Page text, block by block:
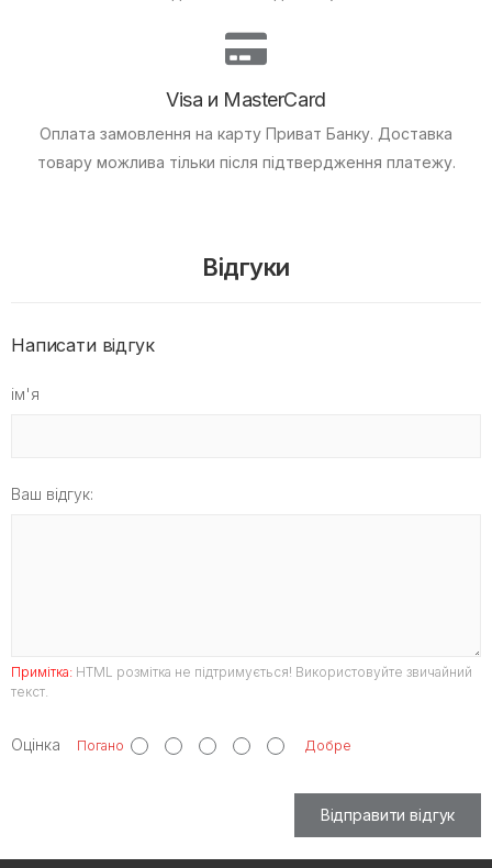
Visa и MasterCard
Оплата замовлення на карту Приват Банку. Доставка
товару можлива тільки після підтвердження платежу.
Відгуки
Написати відгук
ім'я
Ваш відгук:
Примітка: HTML розмітка не підтримується! Використовуйте звичайний
текст.
Оцінка Погано Добре
Відправити відгук